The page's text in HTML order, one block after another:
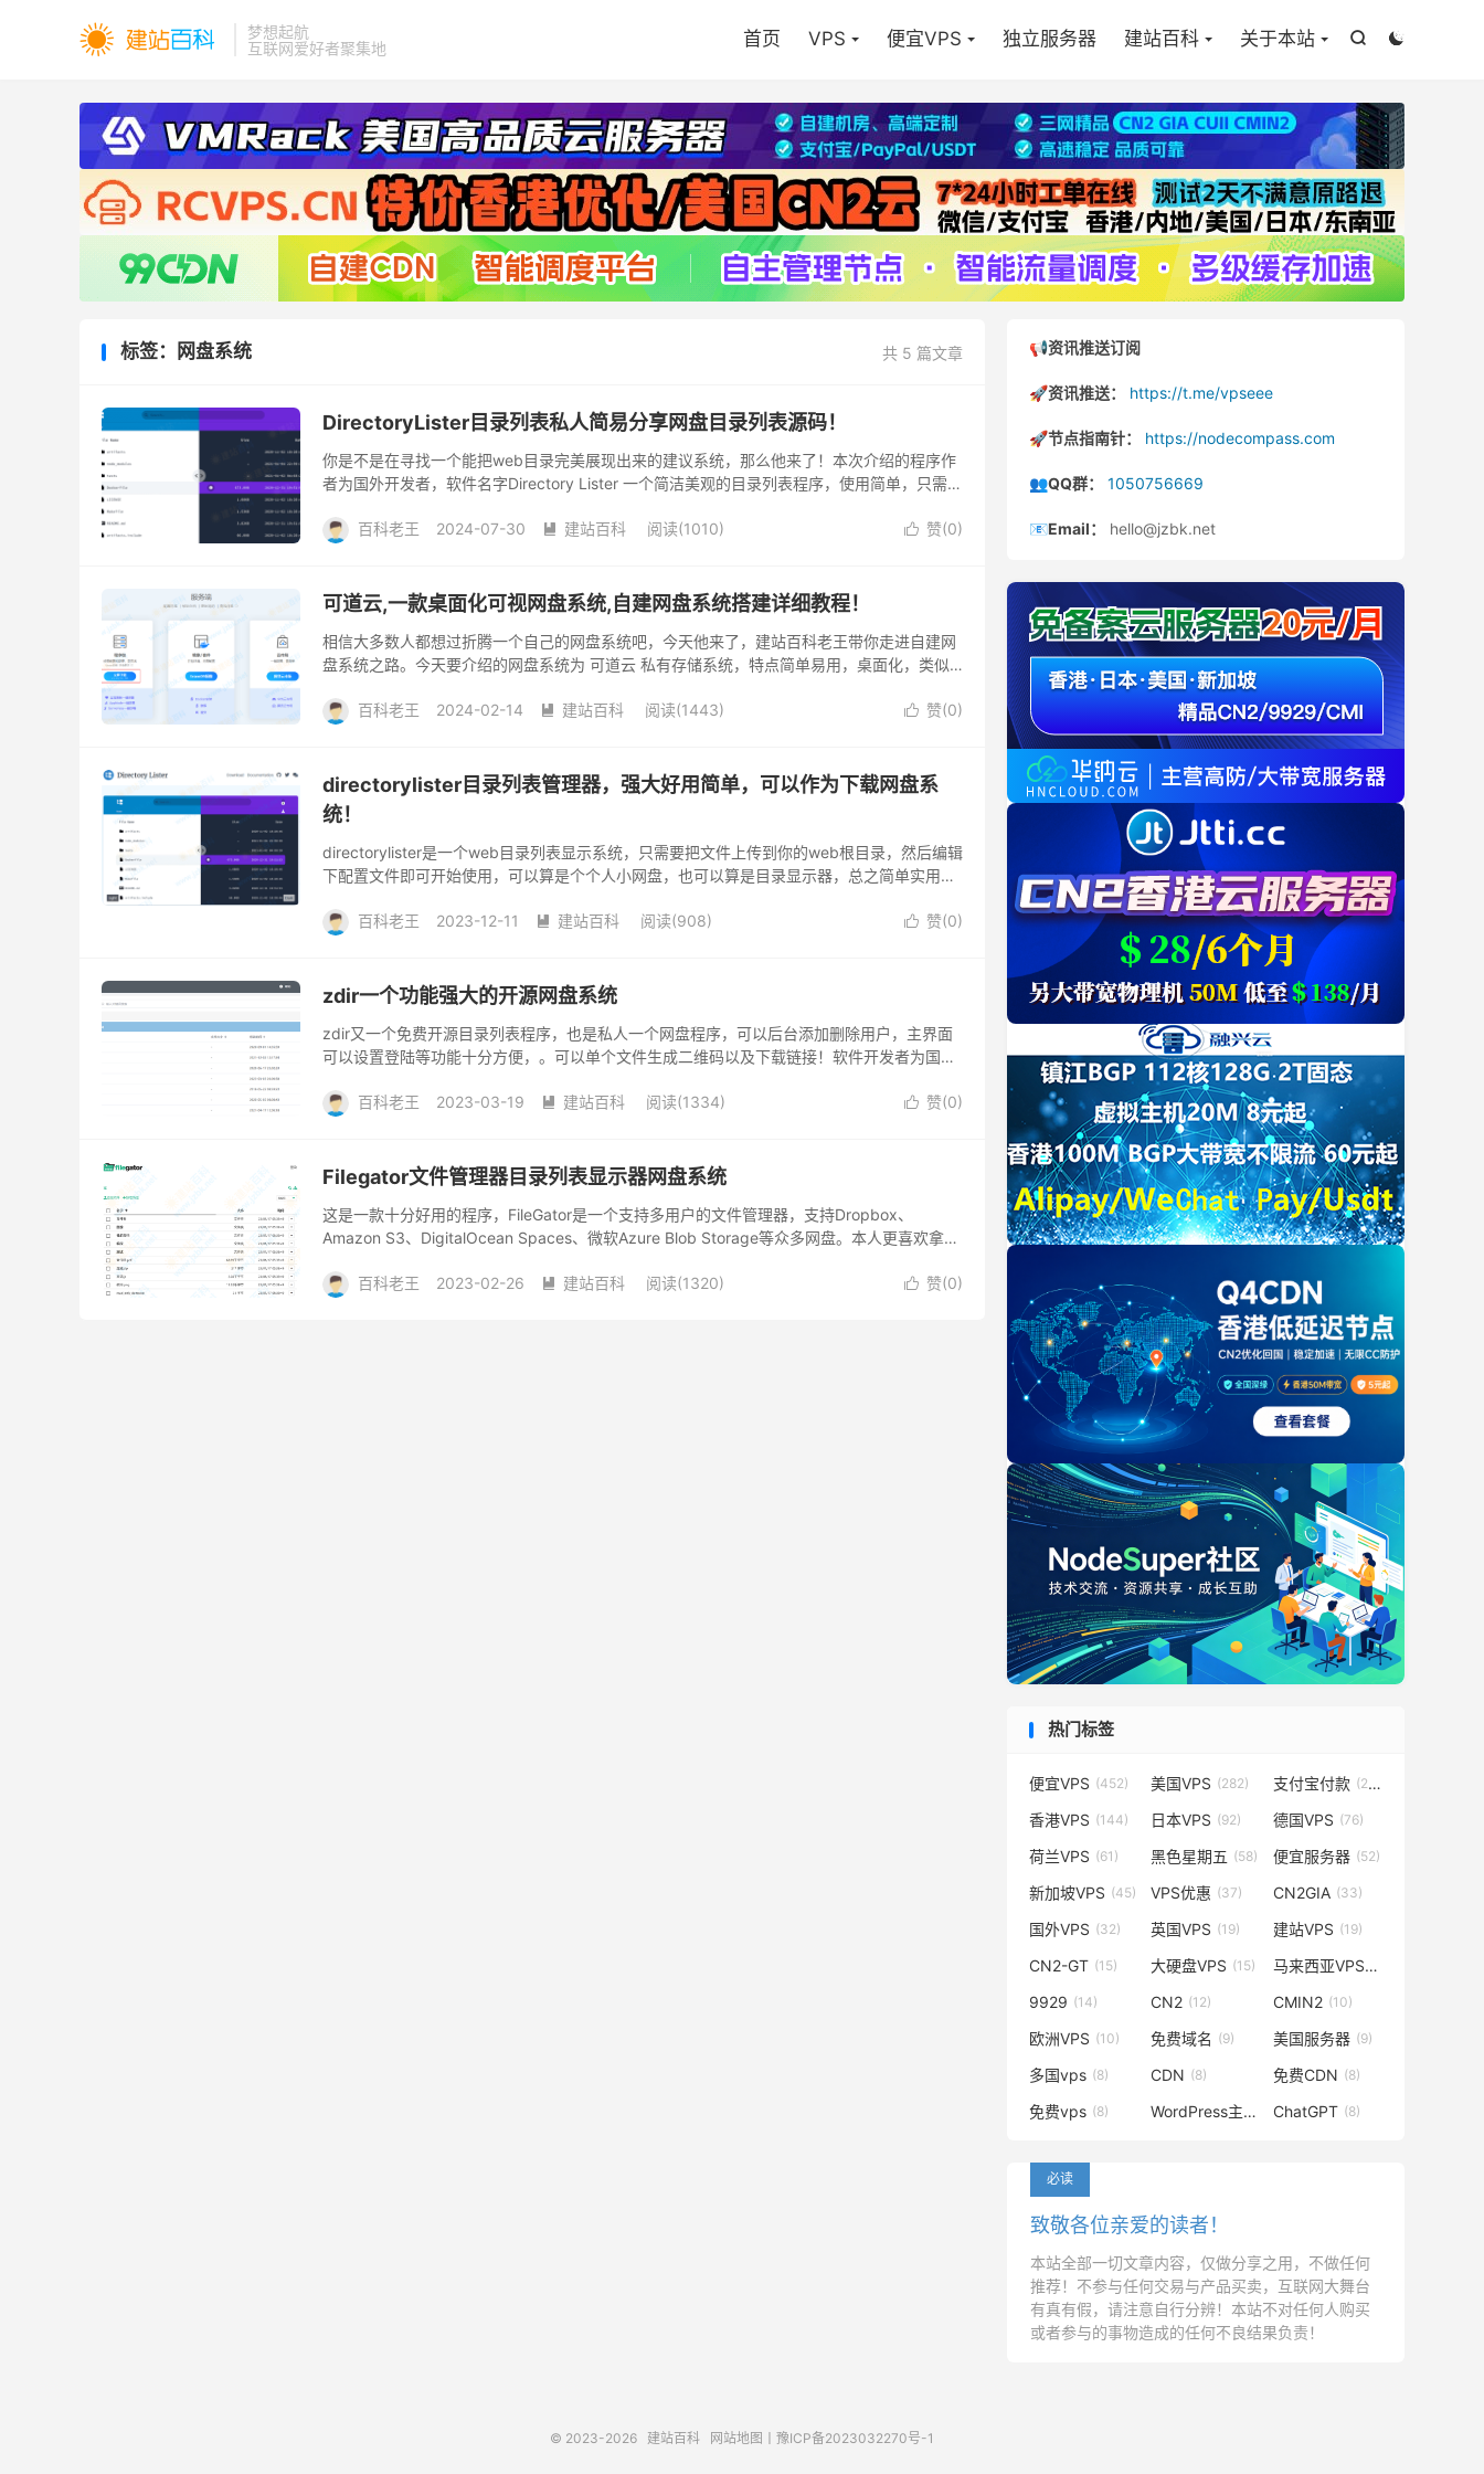
梦想起航
互联网爱好者聚集地


首页 VPS 便宜VPS 独立服务器 建站百科 关于本站
共 5 篇文章
标签：网盘系统
DirectoryLister目录列表私人简易分享网盘目录列表源码！
你是不是在寻找一个能把web目录完美展现出来的建议系统，那么他来了！本次介绍的程序作
者为国外开发者，软件名字Directory Lister 一个简洁美观的目录列表程序，使用简单，只需要
 赞(0)
百科老王 2024-07-30  建站百科 阅读(1010)
可道云,一款桌面化可视网盘系统,自建网盘系统搭建详细教程！
相信大多数人都想过折腾一个自己的网盘系统吧，今天他来了，建站百科老王带你走进自建网
盘系统之路。今天要介绍的网盘系统为 可道云 私有存储系统，特点简单易用，桌面化，类似
 赞(0)
百科老王 2024-02-14  建站百科 阅读(1443)
directorylister目录列表管理器，强大好用简单，可以作为下载网盘系
统！
directorylister是一个web目录列表显示系统，只需要把文件上传到你的web根目录，然后编辑
下配置文件即可开始使用，可以算是个个人小网盘，也可以算是目录显示器，总之简单实用，
 赞(0)
百科老王 2023-12-11  建站百科 阅读(908)
zdir一个功能强大的开源网盘系统
zdir又一个免费开源目录列表程序，也是私人一个网盘程序，可以后台添加删除用户，主界面
可以设置登陆等功能十分方便，。可以单个文件生成二维码以及下载链接！软件开发者为国内
 赞(0)
百科老王 2023-03-19  建站百科 阅读(1334)
Filegator文件管理器目录列表显示器网盘系统
这是一款十分好用的程序，FileGator是一个支持多用户的文件管理器，支持Dropbox、
Amazon S3、DigitalOcean Spaces、微软Azure Blob Storage等众多网盘。本人更喜欢拿它
 赞(0)
百科老王 2023-02-26  建站百科 阅读(1320)
📢资讯推送订阅
🚀资讯推送： https://t.me/vpseee
🚀节点指南针： https://nodecompass.com
👥QQ群： 1050756669
📧Email： hello@jzbk.net
热门标签
便宜VPS (452) 美国VPS (282) 支付宝付款 (231)
香港VPS (144) 日本VPS (92) 德国VPS (76)
荷兰VPS (61) 黑色星期五 (58) 便宜服务器 (52)
新加坡VPS (45) VPS优惠 (37) CN2GIA (33)
国外VPS (32) 英国VPS (19) 建站VPS (19)
CN2-GT (15) 大硬盘VPS (15) 马来西亚VPS(14)
9929 (14) CN2 (12) CMIN2 (10)
欧洲VPS (10) 免费域名 (9) 美国服务器 (9)
多国vps (8) CDN (8) 免费CDN (8)
免费vps (8) WordPress主题 (8)
ChatGPT (8)
必读
致敬各位亲爱的读者！
本站全部一切文章内容，仅做分享之用，不做任何
推荐！不参与任何交易与产品买卖，互联网大舞台
有真有假，请注意自行分辨！本站不对任何人购买
或者参与的事物造成的任何不良结果负责！
© 2023-2026 建站百科 网站地图 豫ICP备2023032270号-1